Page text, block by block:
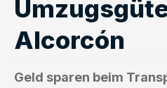
Alcorcón
Geld sparen beim